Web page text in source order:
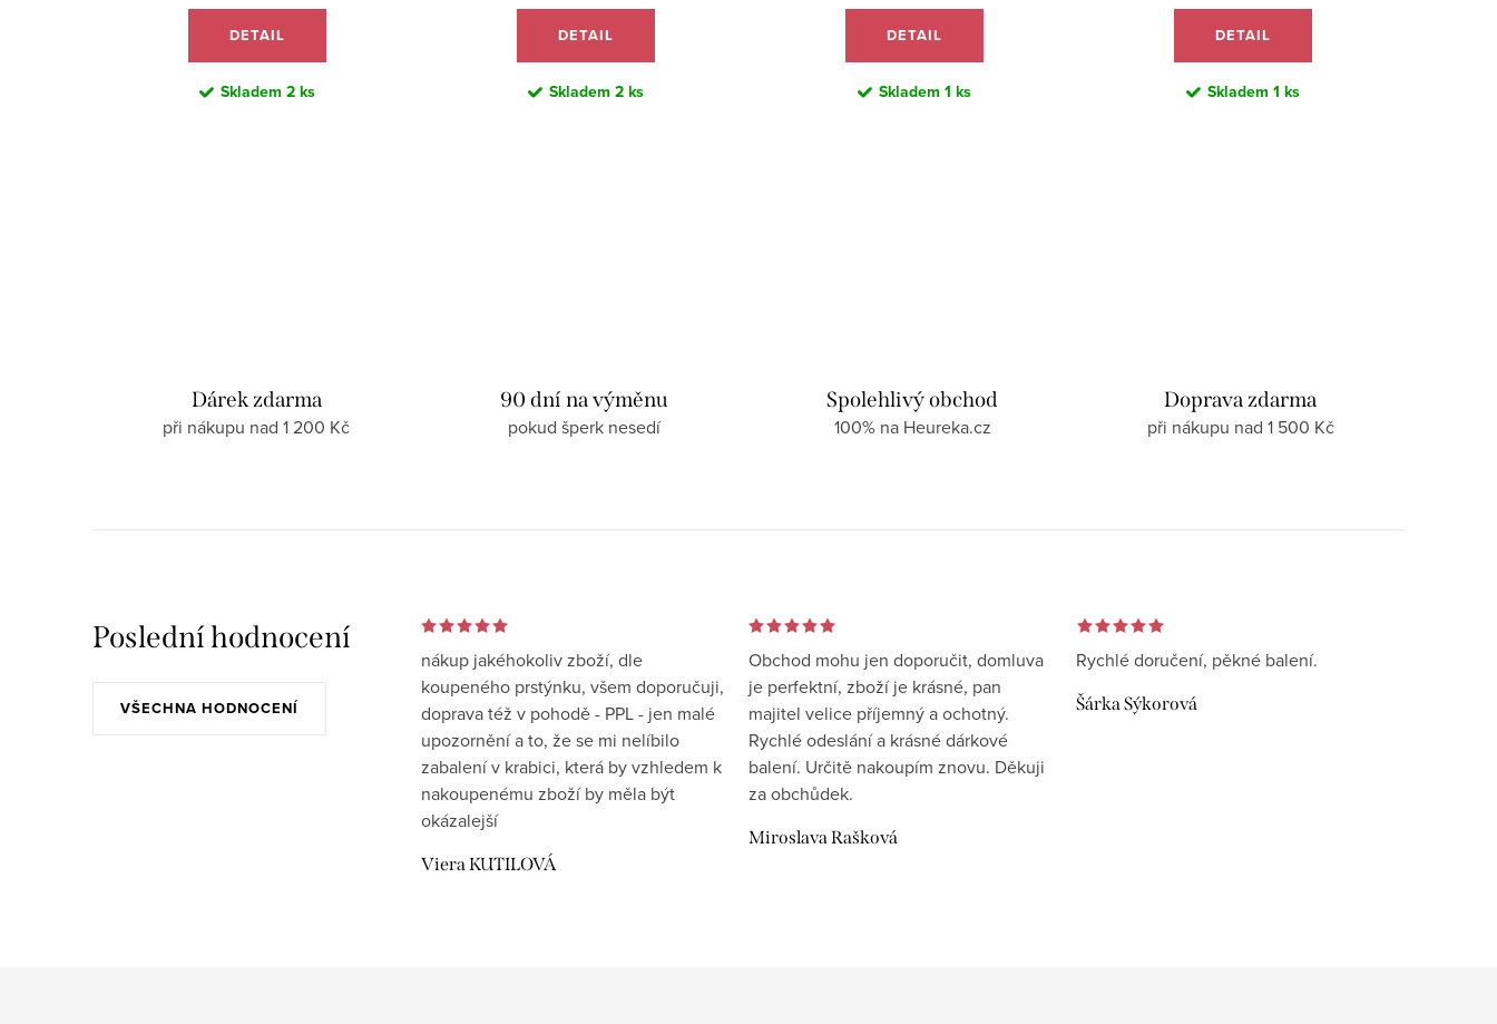
DETAIL
Skladem 2 ks
DETAIL
Skladem 2 ks
DETAIL
Skladem 1 ks
DETAIL
Skladem 1 ks
Dárek zdarma
při nákupu nad 1 200 Kč
90 dní na výměnu
pokud šperk nesedí
Spolehlivý obchod
100% na Heureka.cz
Doprava zdarma
při nákupu nad 1 500 Kč
Poslední hodnocení
VŠECHNA HODNOCENÍ
nákup jakéhokoliv zboží, dle
koupeného prstýnku, všem doporučuji,
doprava též v pohodě - PPL - jen malé
upozornění a to, že se mi nelíbilo
zabalení v krabici, která by vzhledem k
nakoupenému zboží by měla být
okázalejší
Viera KUTILOVÁ
Obchod mohu jen doporučit, domluva
je perfektní, zboží je krásné, pan
majitel velice příjemný a ochotný.
Rychlé odeslání a krásné dárkové
balení. Určitě nakoupím znovu. Děkuji
za obchůdek.
Miroslava Rašková
Rychlé doručení, pěkné balení.
Šárka Sýkorová